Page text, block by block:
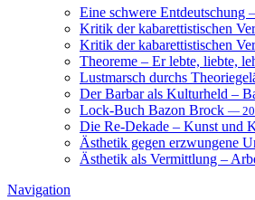
Eine schwere Entdeutschung
Kritik der kabarettistischen
Kritik der kabarettistischen
Theoreme – Er lebte, liebte,
Lustmarsch durchs
Der Barbar als Kulturheld –
Lock-Buch Bazon Brock —
Die Re-Dekade – Kunst und
Ästhetik gegen erzwungene
Ästhetik als Vermittlung –
Navigation